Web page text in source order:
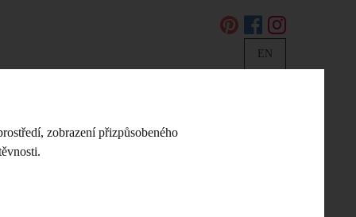
zobrazení přizpůsobeného
EN
Macramé Boho dekorace na zeď